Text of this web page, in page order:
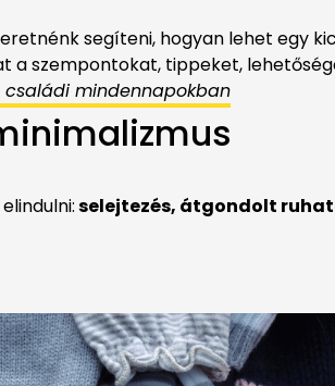
segíteni, hogyan lehet egy
a szempontokat, tippeket,
családi mindennapokban
selejtezés, átgondolt